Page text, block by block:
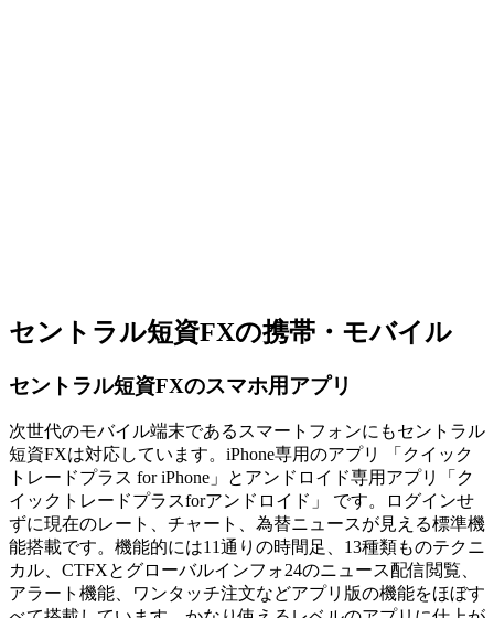
セントラル短資FXの携帯・モバイル
セントラル短資FXのスマホ用アプリ
次世代のモバイル端末であるスマートフォンにもセントラル
短資FXは対応しています。iPhone専用のアプリ 「クイック
トレードプラス for iPhone」とアンドロイド専用アプリ「ク
イックトレードプラスforアンドロイド」 です。ログインせ
ずに現在のレート、チャート、為替ニュースが見える標準機
能搭載です。機能的には11通りの時間足、13種類ものテクニ
カル、CTFXとグローバルインフォ24のニュース配信閲覧、
アラート機能、ワンタッチ注文などアプリ版の機能をほぼす